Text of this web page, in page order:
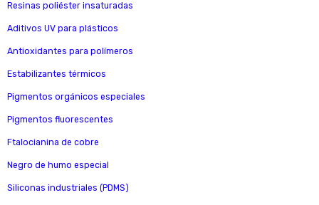
Resinas poliéster insaturadas
Aditivos UV para plásticos
Antioxidantes para polímeros
Estabilizantes térmicos
Pigmentos orgánicos especiales
Pigmentos fluorescentes
Ftalocianina de cobre
Negro de humo especial
Siliconas industriales (PDMS)